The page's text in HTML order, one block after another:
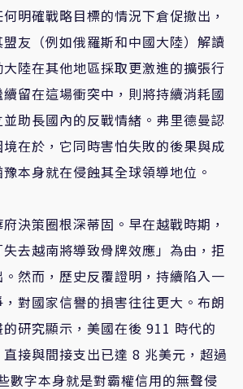
明確戰略目標的情況下倉促撤出，
友（例如俄羅斯和中國大陸）解讀
陸在其他地區採取更激進的擴張行
留在這場衝突中，則將持續消耗國
助長國內的反戰情緒。弗里德曼認
在於，它同時害怕失敗的後果與成
本身就在侵蝕其全球領導地位。
決策圈根深蒂固。早在越戰時期，
去越南將導致骨牌效應」為由，拒
然而，歷史反覆證明，持續陷入一
對國家信譽的損害往往更大。布朗
研究顯示，美國在後 911 時代的
接與間接支出已達 8 兆美元，超過
數字本身就是對霸權信用的無聲侵